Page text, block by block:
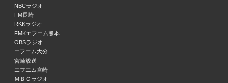
髙橋塁のRui’s ROOM
髙橋塁（サントリーサンバーズ大阪）
25:00 ～ 25:30
FRUITS ZIPPER 月足天音 「あまねきのねえ、聞いて？」（仮）
月足天音（FRUITS ZIPPER）、村川緋杏（CANDY TUNE）、立花琴未（
NBCラジオ
FM長崎
RKKラジオ
FMKエフエム熊本
OBSラジオ
エフエム大分
宮崎放送
エフエム宮崎
ＭＢＣラジオ